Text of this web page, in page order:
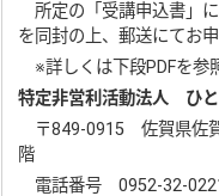
所定の「受講申込書」に
を同封の上、郵送にてお
※詳しくは下段PDFを参
特定非営利活動法人 ひ
〒849-0915 佐賀県佐
階
電話番号 0952-32-